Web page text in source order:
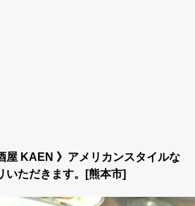
屋 KAEN 》アメリカンスタイルな
いただきます。[熊本市]